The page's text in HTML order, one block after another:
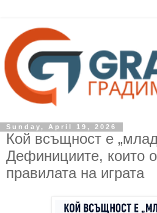
Sunday, April 19, 2026
Кой всъщност е
Дефинициите, които
правилата на играта